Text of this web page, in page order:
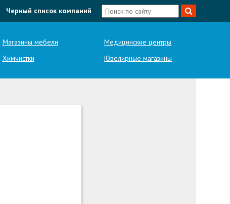
Черный список компаний
Магазины мебели
Медицинские центры
Химчистки Ювелирные магазины